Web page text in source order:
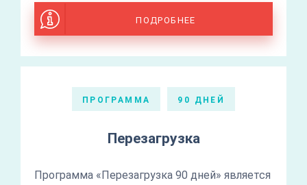
ПОДРОБНЕЕ
ПРОГРАММА 90 ДНЕЙ
Перезагрузка
Программа «Перезагрузка 90 дней» является